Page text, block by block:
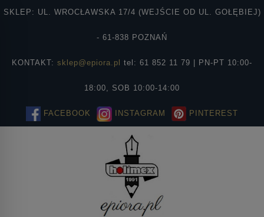
SKLEP: UL. WROCŁAWSKA 17/4 (WEJŚCIE OD UL. GOŁĘBIEJ)
- 61-838 POZNAŃ
KONTAKT: sklep@epiora.pl tel: 61 852 11 79 | PN-PT 10:00-
18:00, SOB 10:00-14:00
FACEBOOK INSTAGRAM PINTEREST